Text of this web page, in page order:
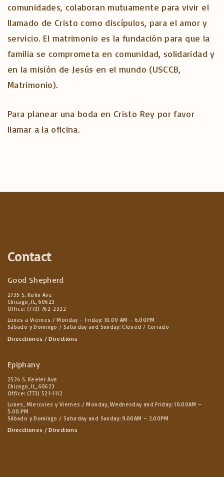
comunidades, colaboran mutuamente para vivir el
llamado de Cristo como discípulos, para el amor y
servicio. El matrimonio es la fundación para que la
familia se comprometa en comunidad, solidaridad y
en la misión de Jesús en el mundo (USCCB,
Matrimonio).
Para planear una boda en Cristo Rey por favor
llamar a la oficina.
Contact
Good Shepherd
2735 S. Kolin Ave
Chicago, IL, 60623
Office: (773) 762-2322
Lunes a Viernes / Monday – Friday: 10.00 AM – 6.00PM
Sábado y Domingo / Saturday and Sunday: Closed / Cerrado
Direcctiones / Directions
Epiphany
2524 S. Keeler Ave
Chicago, IL, 60623
Office: (773) 521-1112
Lunes, Miercoles y Viernes / Monday, Wednesday and Friday: 10.00AM –
5.00.PM
Sábado y Domingo / Saturday and Sunday: 9.00AM – 2.00PM
Direcctiones / Directions